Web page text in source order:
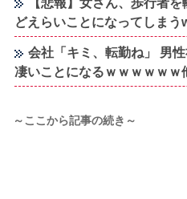
どえらいことになってしまう
会社「キミ、転勤ね」 男
凄いことになるｗｗｗｗｗｗ
～ここから記事の続き～